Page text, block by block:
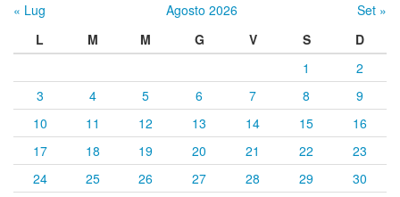
« Lug Agosto 2026
Set »
L
M M G V S
D
1
2
3
4 5 6 7 8
9
10
11 12 13 14 15
16
17
18 19 20 21 22
23
24
25 26 27 28 29 30